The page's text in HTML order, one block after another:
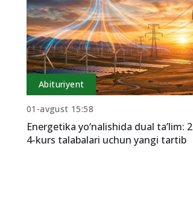
Abituriyent
01-avgust 15:58
Energetika yo‘nalishida dual ta’lim:
4-kurs talabalari uchun yangi tartib